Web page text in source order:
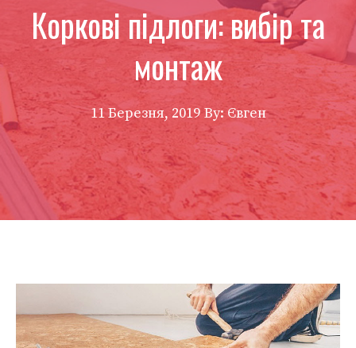
Коркові підлоги: вибір та
монтаж
11 Березня, 2019 By: Євген